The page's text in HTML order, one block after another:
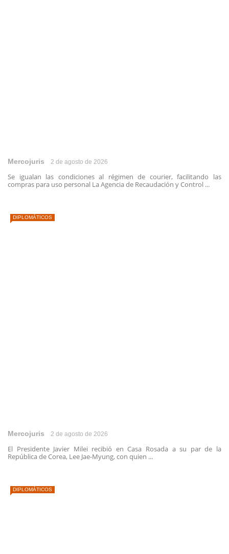
Mercojuris 2 de agosto de 2026
Se igualan las condiciones al régimen de courier, facilitando las
compras para uso personal La Agencia de Recaudación y Control ...
DIPLOMÁTICOS
Mercojuris 2 de agosto de 2026
El Presidente Javier Milei recibió en Casa Rosada a su par de la
República de Corea, Lee Jae-Myung, con quien ...
DIPLOMÁTICOS